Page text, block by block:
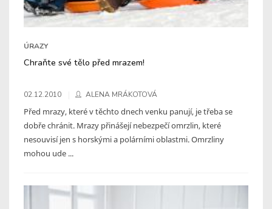
ÚRAZY
Chraňte své tělo před mrazem!
02.12.2010 ALENA MRÁKOTOVÁ
Před mrazy, které v těchto dnech venku panují, je třeba se
dobře chránit. Mrazy přinášejí nebezpečí omrzlin, které
nesouvisí jen s horskými a polárními oblastmi. Omrzliny
mohou ude ...